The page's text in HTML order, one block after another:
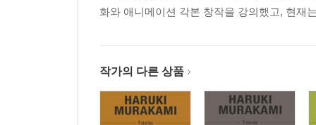
화와 애니메이션 각본 창작을 강의했고, 현재
작가의 다른 상품